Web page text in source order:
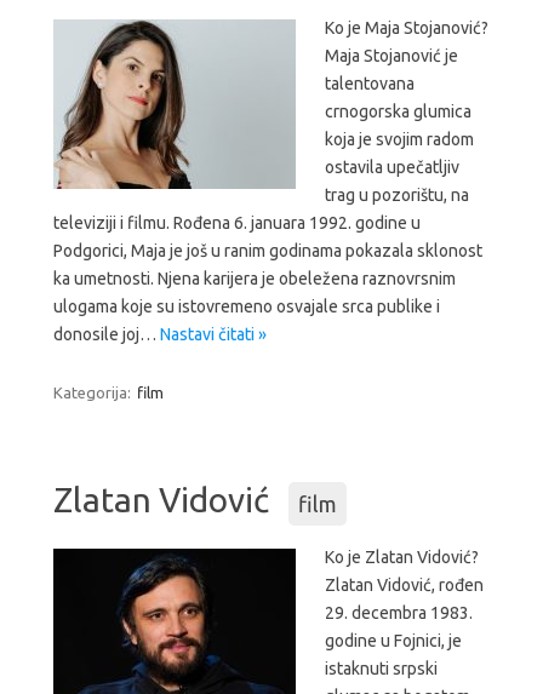
Ko je Maja Stojanović?
Maja Stojanović je
talentovana
crnogorska glumica
koja je svojim radom
ostavila upečatljiv
trag u pozorištu, na
televiziji i filmu. Rođena 6. januara 1992. godine u
Podgorici, Maja je još u ranim godinama pokazala sklonost
ka umetnosti. Njena karijera je obeležena raznovrsnim
ulogama koje su istovremeno osvajale srca publike i
donosile joj… Nastavi čitati »
Kategorija: film
Zlatan Vidović film
Ko je Zlatan Vidović?
Zlatan Vidović, rođen
29. decembra 1983.
godine u Fojnici, je
istaknuti srpski